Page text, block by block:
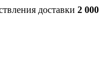
доставки 2 000